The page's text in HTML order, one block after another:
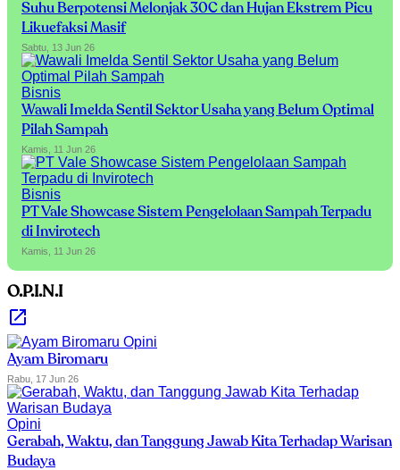
Suhu Berpotensi Melonjak 30C dan Hujan Ekstrem Picu
Likuefaksi Masif
Sabtu, 13 Jun 26
Bisnis
Wawali Imelda Sentil Sektor Usaha yang Belum Optimal
Pilah Sampah
Kamis, 11 Jun 26
Bisnis
PT Vale Showcase Sistem Pengelolaan Sampah Terpadu
di Invirotech
Kamis, 11 Jun 26
O.P.I.N.I
Opini
Ayam Biromaru
Rabu, 17 Jun 26
Opini
Gerabah, Waktu, dan Tanggung Jawab Kita Terhadap Warisan
Budaya